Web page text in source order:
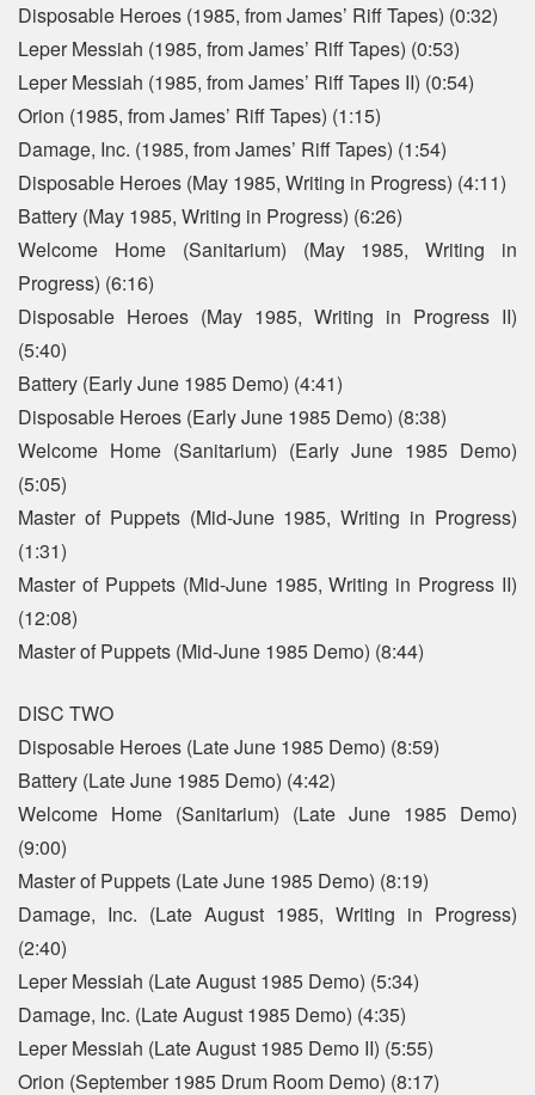
Disposable Heroes (1985, from James’ Riff Tapes) (0:32)
Leper Messiah (1985, from James’ Riff Tapes) (0:53)
Leper Messiah (1985, from James’ Riff Tapes II) (0:54)
Orion (1985, from James’ Riff Tapes) (1:15)
Damage, Inc. (1985, from James’ Riff Tapes) (1:54)
Disposable Heroes (May 1985, Writing in Progress) (4:11)
Battery (May 1985, Writing in Progress) (6:26)
Welcome Home (Sanitarium) (May 1985, Writing in
Progress) (6:16)
Disposable Heroes (May 1985, Writing in Progress II)
(5:40)
Battery (Early June 1985 Demo) (4:41)
Disposable Heroes (Early June 1985 Demo) (8:38)
Welcome Home (Sanitarium) (Early June 1985 Demo)
(5:05)
Master of Puppets (Mid-June 1985, Writing in Progress)
(1:31)
Master of Puppets (Mid-June 1985, Writing in Progress II)
(12:08)
Master of Puppets (Mid-June 1985 Demo) (8:44)
DISC TWO
Disposable Heroes (Late June 1985 Demo) (8:59)
Battery (Late June 1985 Demo) (4:42)
Welcome Home (Sanitarium) (Late June 1985 Demo)
(9:00)
Master of Puppets (Late June 1985 Demo) (8:19)
Damage, Inc. (Late August 1985, Writing in Progress)
(2:40)
Leper Messiah (Late August 1985 Demo) (5:34)
Damage, Inc. (Late August 1985 Demo) (4:35)
Leper Messiah (Late August 1985 Demo II) (5:55)
Orion (September 1985 Drum Room Demo) (8:17)